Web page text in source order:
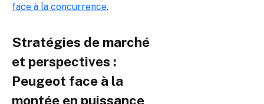
face à la concurrence.
Stratégies de marché
et perspectives :
Peugeot face à la
montée en puissance